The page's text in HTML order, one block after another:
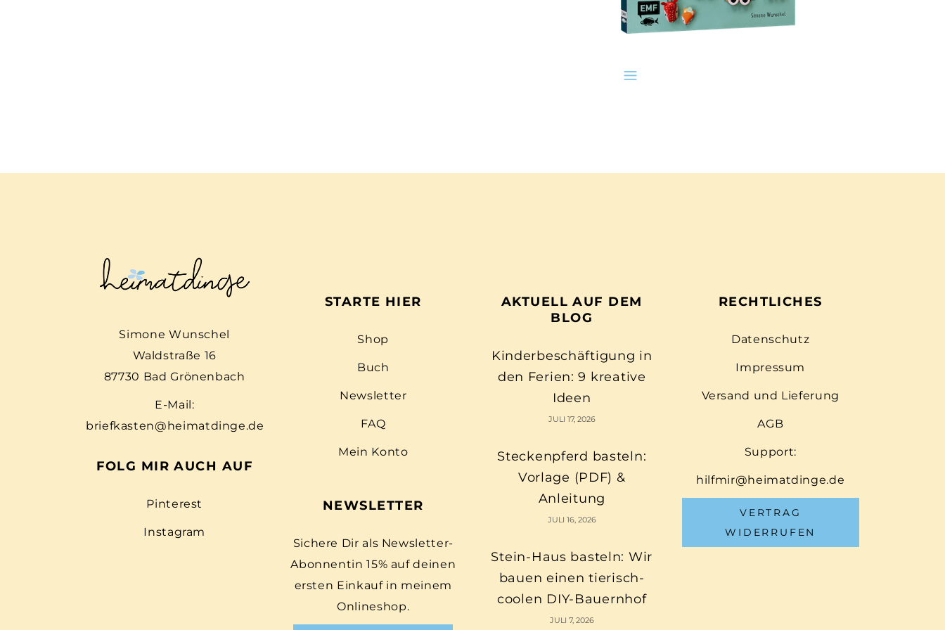
Simone Wunschel
Waldstraße 16
87730 Bad Grönenbach
E-Mail:
briefkasten@heimatdinge.de
FOLG MIR AUCH AUF
Pinterest
Instagram
STARTE HIER
Shop
Buch
Newsletter
FAQ
Mein Konto
NEWSLETTER
Sichere Dir als Newsletter-
Abonnentin 15% auf deinen
ersten Einkauf in meinem
Onlineshop.
AKTUELL AUF DEM
BLOG
Kinderbeschäftigung in
den Ferien: 9 kreative
Ideen
JULI 17, 2026
Steckenpferd basteln:
Vorlage (PDF) &
Anleitung
JULI 16, 2026
Stein-Haus basteln: Wir
bauen einen tierisch-
coolen DIY-Bauernhof
JULI 7, 2026
RECHTLICHES
Datenschutz
Impressum
Versand und Lieferung
AGB
Support:
hilfmir@heimatdinge.de
VERTRAG
WIDERRUFEN